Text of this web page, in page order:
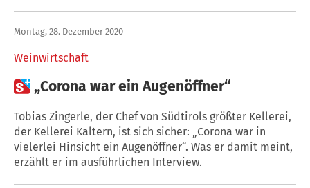
Weinwirtschaft
Montag, 28. Dezember 2020
„Corona war ein Augenöffner“
Tobias Zingerle, der Chef von Südtirols größter Kellerei,
der Kellerei Kaltern, ist sich sicher: „Corona war in
vielerlei Hinsicht ein Augenöffner“. Was er damit meint,
erzählt er im ausführlichen Interview.